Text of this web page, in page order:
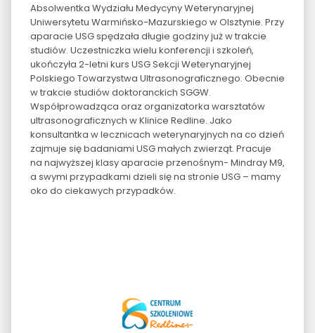
Absolwentka Wydziału Medycyny Weterynaryjnej
Uniwersytetu Warmińsko-Mazurskiego w Olsztynie. Przy
aparacie USG spędzała długie godziny już w trakcie
studiów. Uczestniczka wielu konferencji i szkoleń,
ukończyła 2-letni kurs USG Sekcji Weterynaryjnej
Polskiego Towarzystwa Ultrasonograficznego. Obecnie
w trakcie studiów doktoranckich SGGW.
Współprowadząca oraz organizatorka warsztatów
ultrasonograficznych w Klinice Redline. Jako
konsultantka w lecznicach weterynaryjnych na co dzień
zajmuje się badaniami USG małych zwierząt. Pracuje
na najwyższej klasy aparacie przenośnym- Mindray M9,
a swymi przypadkami dzieli się na stronie USG – mamy
oko do ciekawych przypadków.